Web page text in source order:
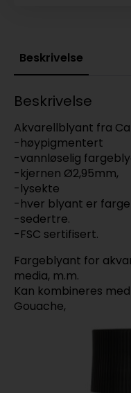
Beskrivelse
Beskrivelse
Akvarellblyant fra
-høypigmentert
-vannløselig
-kjernen Ø2,95mm,
-lysekte
-hver blyant er
-sedertre.
-FSC sertifisert.
Fargeblyant for
media, m.m.
Kan kombineres
Gouache,